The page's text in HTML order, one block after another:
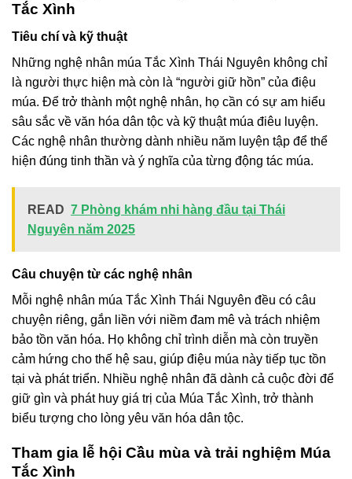
Tắc Xình
Tiêu chí và kỹ thuật
Những nghệ nhân múa Tắc Xình Thái Nguyên không chỉ
là người thực hiện mà còn là “người giữ hồn” của điệu
múa. Để trở thành một nghệ nhân, họ cần có sự am hiểu
sâu sắc về văn hóa dân tộc và kỹ thuật múa điêu luyện.
Các nghệ nhân thường dành nhiều năm luyện tập để thể
hiện đúng tinh thần và ý nghĩa của từng động tác múa.
READ 7 Phòng khám nhi hàng đầu tại Thái
Nguyên năm 2025
Câu chuyện từ các nghệ nhân
Mỗi nghệ nhân múa Tắc Xình Thái Nguyên đều có câu
chuyện riêng, gắn liền với niềm đam mê và trách nhiệm
bảo tồn văn hóa. Họ không chỉ trình diễn mà còn truyền
cảm hứng cho thế hệ sau, giúp điệu múa này tiếp tục tồn
tại và phát triển. Nhiều nghệ nhân đã dành cả cuộc đời để
giữ gìn và phát huy giá trị của Múa Tắc Xình, trở thành
biểu tượng cho lòng yêu văn hóa dân tộc.
Tham gia lễ hội Cầu mùa và trải nghiệm Múa
Tắc Xình